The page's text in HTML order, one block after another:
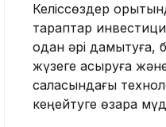
Келіссөздер
тараптар
одан әрі дамытуға,
жүзеге асыруға
саласындағы
кеңейтуге өзара